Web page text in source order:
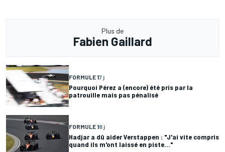
Plus de
Fabien Gaillard
FORMULE 17 j
Pourquoi Pérez a (encore) été pris par la
patrouille mais pas pénalisé
FORMULE 18 j
Hadjar a dû aider Verstappen : "J'ai vite compris
quand ils m'ont laissé en piste..."